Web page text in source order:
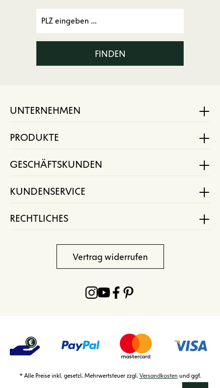
FINDEN
UNTERNEHMEN
PRODUKTE
GESCHÄFTSKUNDEN
KUNDENSERVICE
RECHTLICHES
Vertrag widerrufen
* Alle Preise inkl. gesetzl. Mehrwertsteuer zzgl. Versandkosten und ggf.